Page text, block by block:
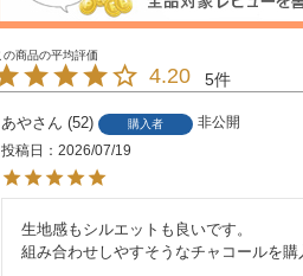
4.20 5
あや 52 購入者
非公開
投稿日
2026/07/19
生地感もシルエットも良いです。
組み合わせしやすそうなチャコールを購